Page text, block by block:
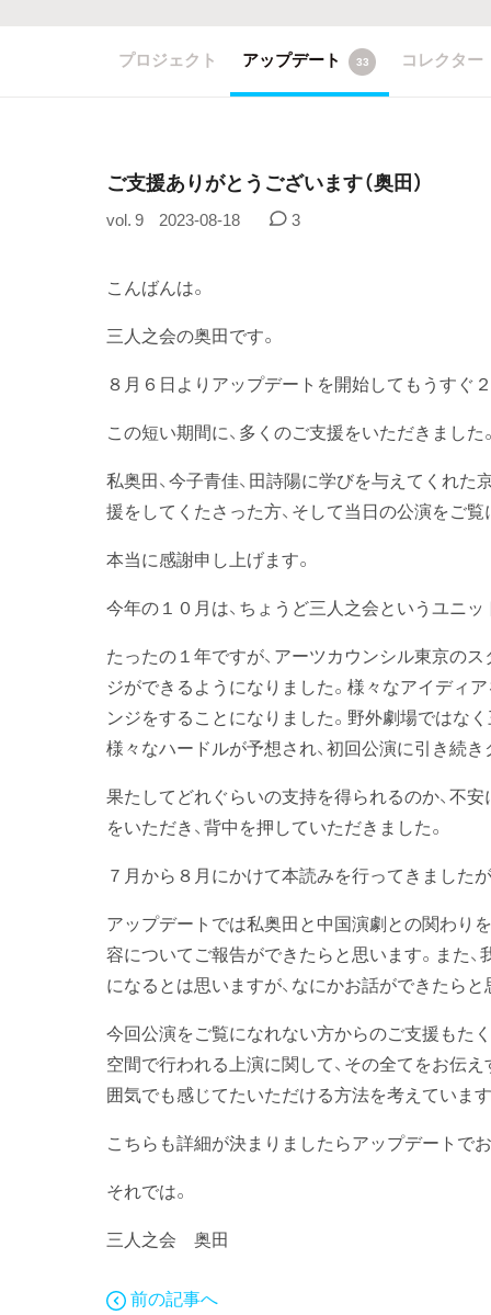
プロジェクト アップデート 33 コレクター
ご支援ありがとうございます（奥田）
vol. 9 2023-08-18 3
こんばんは。
三人之会の奥田です。
８月６日よりアップデートを開始してもうすぐ
この短い期間に、多くのご支援をいただきました
私奥田、今子青佳、田詩陽に学びを与えてくれ
援をしてくたさった方、そして当日の公演をご
本当に感謝申し上げます。
今年の１０月は、ちょうど三人之会というユニ
たったの１年ですが、アーツカウンシル東京の
ジができるようになりました。様々なアイディ
ンジをすることになりました。野外劇場ではな
様々なハードルが予想され、初回公演に引き続
果たしてどれぐらいの支持を得られるのか、不
をいただき、背中を押していただきました。
７月から８月にかけて本読みを行ってきました
アップデートでは私奥田と中国演劇との関わり
容についてご報告ができたらと思います。また、
になるとは思いますが、なにかお話ができたらと
今回公演をご覧になれない方からのご支援もた
空間で行われる上演に関して、その全てをお伝
囲気でも感じてたいただける方法を考えていま
こちらも詳細が決まりましたらアップデートで
それでは。
三人之会 奥田
前の記事へ